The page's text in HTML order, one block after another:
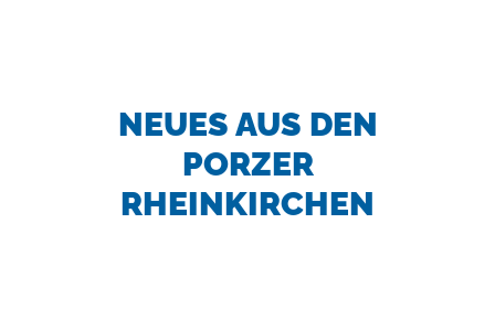
NEUES AUS DEN
PORZER
RHEINKIRCHEN